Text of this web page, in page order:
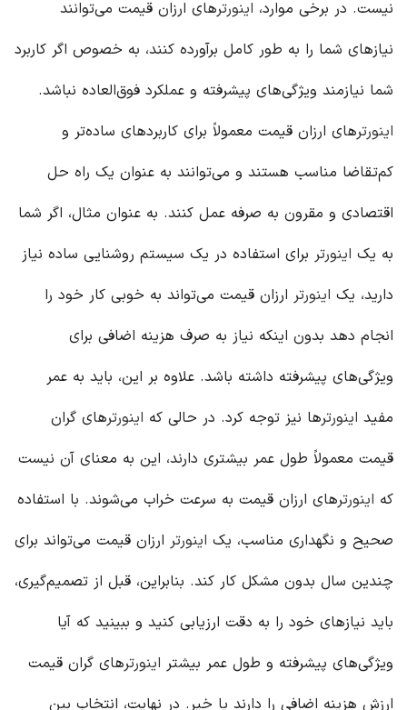
نیست. در برخی موارد، اینورترهای ارزان قیمت می‌توانند
نیازهای شما را به طور کامل برآورده کنند، به خصوص اگر کاربرد
شما نیازمند ویژگی‌های پیشرفته و عملکرد فوق‌العاده نباشد.
اینورترهای ارزان قیمت معمولاً برای کاربردهای ساده‌تر و
کم‌تقاضا مناسب هستند و می‌توانند به عنوان یک راه حل
اقتصادی و مقرون به صرفه عمل کنند. به عنوان مثال، اگر شما
به یک اینورتر برای استفاده در یک سیستم روشنایی ساده نیاز
دارید، یک اینورتر ارزان قیمت می‌تواند به خوبی کار خود را
انجام دهد بدون اینکه نیاز به صرف هزینه اضافی برای
ویژگی‌های پیشرفته داشته باشد. علاوه بر این، باید به عمر
مفید اینورترها نیز توجه کرد. در حالی که اینورترهای گران
قیمت معمولاً طول عمر بیشتری دارند، این به معنای آن نیست
که اینورترهای ارزان قیمت به سرعت خراب می‌شوند. با استفاده
صحیح و نگهداری مناسب، یک اینورتر ارزان قیمت می‌تواند برای
چندین سال بدون مشکل کار کند. بنابراین، قبل از تصمیم‌گیری،
باید نیازهای خود را به دقت ارزیابی کنید و ببینید که آیا
ویژگی‌های پیشرفته و طول عمر بیشتر اینورترهای گران قیمت
ارزش هزینه اضافی را دارند یا خیر. در نهایت، انتخاب بین